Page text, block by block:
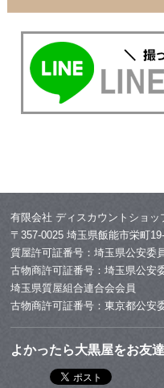
有限会社 ディスカウントショ
〒357-0025 埼玉県飯能市栄町
質屋許可証番号：埼玉県公安
古物商許可証番号：埼玉県公
埼玉県質屋組合連合会会員
古物商許可証番号：東京都公
よかったら大黒屋をお友